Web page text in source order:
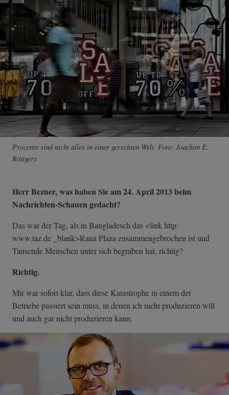
Prozente sind nicht alles in einer gerechten Welt. Foto: Joachim E.
Röttgers
Herr Bezner, was haben Sie am 24. April 2013 beim
Nachrichten-Schauen gedacht?
Das war der Tag, als in Bangladesch das <link http:
www.taz.de _blank>Rana Plaza zusammengebrochen ist und
Tausende Menschen unter sich begraben hat, richtig?
Richtig.
Mir war sofort klar, dass diese Katastrophe in einem der
Betriebe passiert sein muss, in denen ich nicht produzieren will
und auch gar nicht produzieren kann.